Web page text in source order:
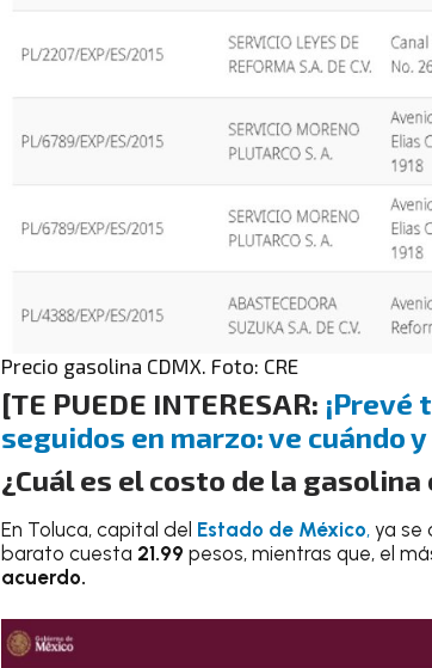
Precio gasolina CDMX. Foto: CRE
[TE PUEDE INTERESAR: ¡Prevé
seguidos en marzo: ve cuándo
¿Cuál es el costo de la
En Toluca, capital del Estado de México, ya se
barato cuesta 21.99 pesos, mientras que, el
acuerdo.